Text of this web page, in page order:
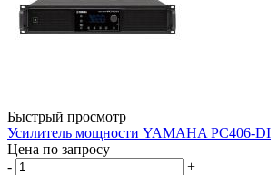
Быстрый просмотр
Усилитель мощности YAMAHA PC406-DI
Цена по запросу
-
+